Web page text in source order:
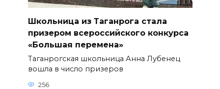
Школьница из Таганрога стала
призером всероссийского конкурса
«Большая перемена»
Таганрогская школьница Анна Лубенец
вошла в число призеров
256